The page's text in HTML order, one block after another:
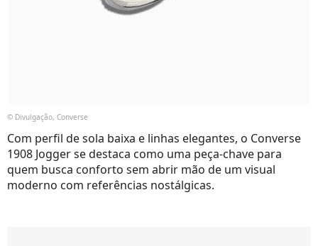
© Divulgação, Converse
Com perfil de sola baixa e linhas elegantes, o Converse
1908 Jogger se destaca como uma peça-chave para
quem busca conforto sem abrir mão de um visual
moderno com referências nostálgicas.